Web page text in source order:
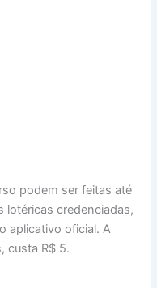
podem ser feitas até
lotéricas credenciadas,
aplicativo oficial. A
custa R$ 5.